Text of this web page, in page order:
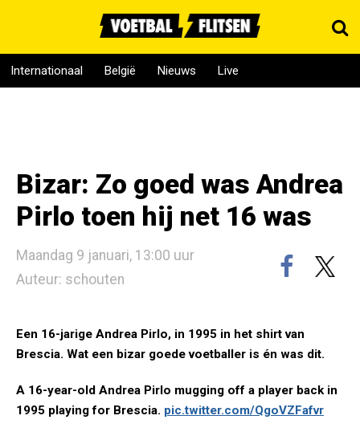
Internationaal België Nieuws Live
Bizar: Zo goed was Andrea
Pirlo toen hij net 16 was
Maandag 9 januari, 13:00 uur
Auteur: schouten
Een 16-jarige Andrea Pirlo, in 1995 in het shirt van
Brescia. Wat een bizar goede voetballer is én was dit.
A 16-year-old Andrea Pirlo mugging off a player back in
1995 playing for Brescia. pic.twitter.com/QgoVZFafvr